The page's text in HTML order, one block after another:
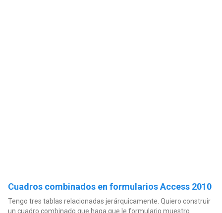
Cuadros combinados en formularios Access 2010
Tengo tres tablas relacionadas jerárquicamente. Quiero construir
un cuadro combinado que haga que le formulario muestro